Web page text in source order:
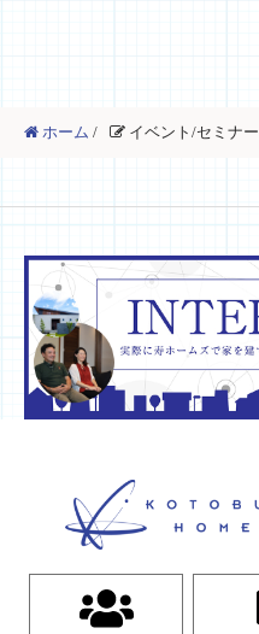
ホーム / イベント/セミナー